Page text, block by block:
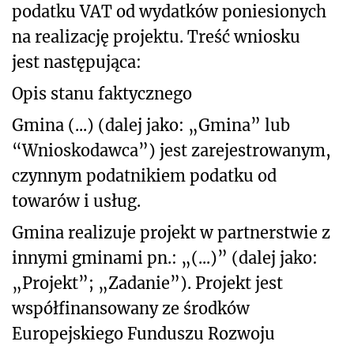
podatku VAT od wydatków poniesionych
na realizację projektu. Treść wniosku
jest następująca:
Opis stanu faktycznego
Gmina (...) (dalej jako: „Gmina” lub
“Wnioskodawca”) jest zarejestrowanym,
czynnym podatnikiem podatku od
towarów i usług.
Gmina realizuje projekt w partnerstwie z
innymi gminami pn.: „(...)” (dalej jako:
„Projekt”; „Zadanie”). Projekt jest
współfinansowany ze środków
Europejskiego Funduszu Rozwoju